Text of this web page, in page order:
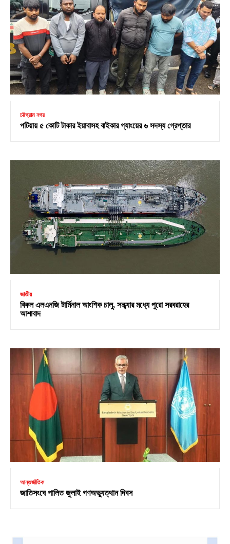
চট্টগ্রাম নগর
পটিয়ায় ৫ কোটি টাকার ইয়াবাসহ বাইকার গ্যাংয়ের ৬ সদস্য গ্রেপ্তার
জাতীয়
বিকল এলএনজি টার্মিনাল আংশিক চালু, সন্ধ্যার মধ্যে পুরো সরবরাহের
আশাবাদ
আন্তর্জাতিক
জাতিসংঘে পালিত জুলাই গণঅভ্যুত্থান দিবস